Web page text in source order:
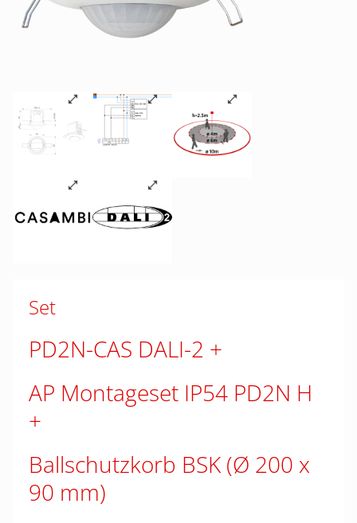
Set
PD2N-CAS DALI-2
AP Montageset IP54 PD2N H
Ballschutzkorb BSK (Ø 200 x
90 mm)